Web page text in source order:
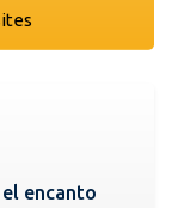
encanto